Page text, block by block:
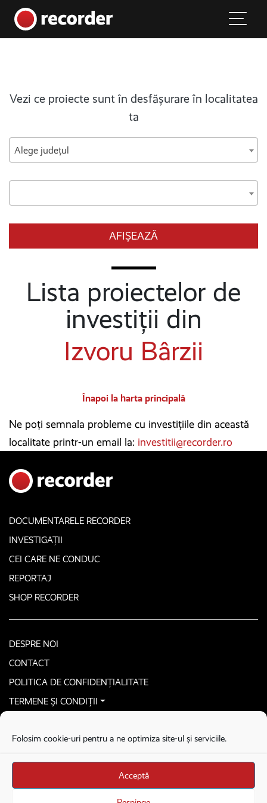
Folosim cookie-uri pentru a ne optimiza site-ul și serviciile.
Acceptă
Main Navigation
Vezi ce proiecte sunt în desfășurare în localitatea
ta
Alege județul
AFIȘEAZĂ
Lista proiectelor de
investiții din
Izvoru Bârzii
Înapoi la harta principală
Ne poți semnala probleme cu investițiile din această
localitate printr-un email la: investitii@recorder.ro
DOCUMENTARELE RECORDER
INVESTIGAȚII
CEI CARE NE CONDUC
REPORTAJ
SHOP RECORDER
DESPRE NOI
CONTACT
POLITICA DE CONFIDENȚIALITATE
TERMENE ȘI CONDIȚII
Stega creative
Brandul Recorder e operat de Asociația Recorder Community, sub licența SC